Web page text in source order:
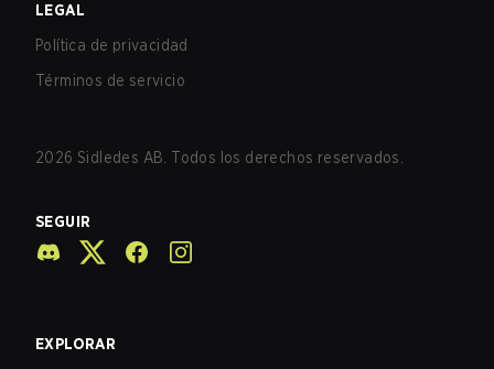
LEGAL
Política de privacidad
Términos de servicio
2026 Sidledes AB. Todos los derechos reservados.
SEGUIR
EXPLORAR